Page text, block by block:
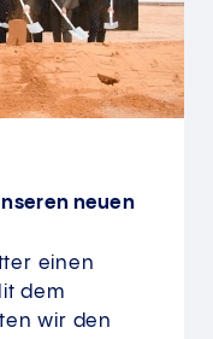
neuen
einen
dem
wir den